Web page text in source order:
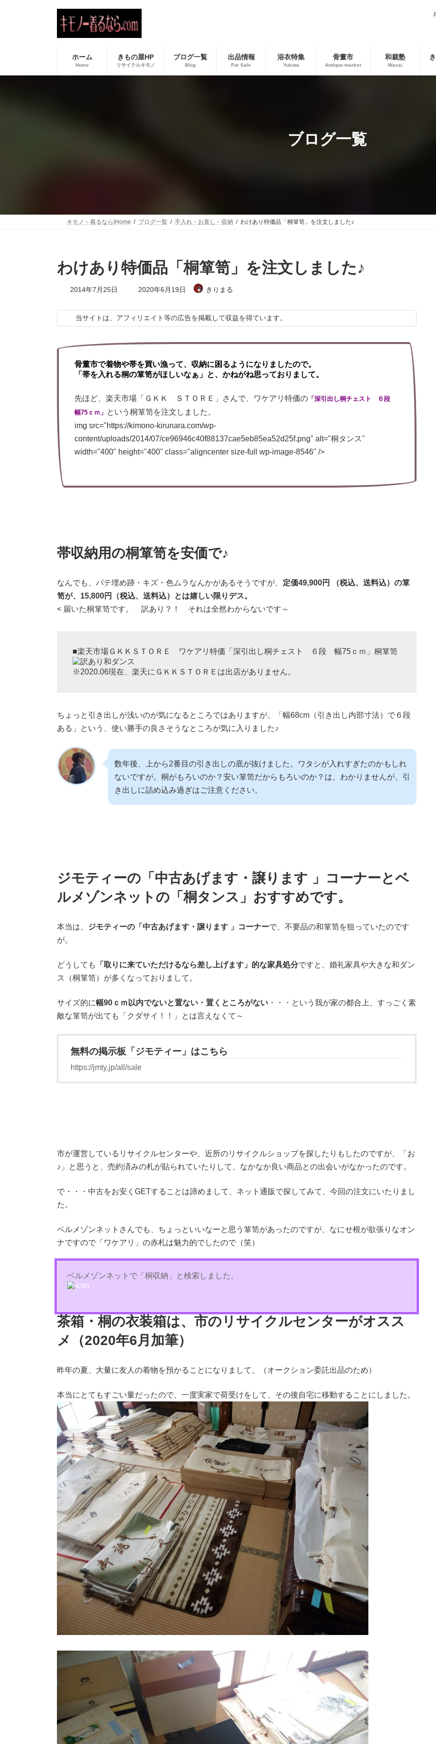
キ
に
ホーム
Home
きもの屋HP
リサイクルキモノ
ブログ一覧
Blog
出品情報
For Sale
浴衣特集
Yukata
骨董市
Antique-market
和裁塾
Wasai
ブログ一覧
キモノ－着るなら|Home ブログ一覧 手入れ・お直し・収納 わけあり特価品「桐箪笥」を注文しました♪
わけあり特価品「桐箪笥」を注文しました♪
2014年7月25日
最
終
新
日
2020年6月19日 きりまる
当サイトは、アフィリエイト等の広告を掲載して収益を得ています。
骨董市で着物や帯を買い漁って、収納に困るようになりましたので。
「帯を入れる桐の箪笥がほしいなぁ」と、かねがね思っておりまして。
先ほど、楽天市場「ＧＫＫ ＳＴＯＲＥ」さんで、ワケアリ特価の 「深引出し桐チェスト ６段
幅75ｃｍ」 という桐箪笥を注文しました。
img src="https://kimono-kirunara.com/wp-
content/uploads/2014/07/ce96946c40f88137cae5eb85ea52d25f.png" alt="桐タンス"
width="400" height="400" class="aligncenter size-full wp-image-8546" />
帯収納用の桐箪笥を安価で♪
なんでも、パテ埋め跡・キズ・色ムラなんかがあるそうですが、 定価49,900円 （税込、送料込）の箪
笥が、15,800円（税込、送料込）とは嬉しい限りデス。
< 届いた桐箪笥です。 訳あり？！ それは全然わからないです～
■楽天市場ＧＫＫＳＴＯＲＥ ワケアリ特価「深引出し桐チェスト ６段 幅75ｃｍ」桐箪笥
※2020.06現在、楽天にＧＫＫＳＴＯＲＥは出店がありません。
ちょっと引き出しが浅いのが気になるところではありますが、「幅68cm（引き出し内部寸法）で６段
ある」という、使い勝手の良さそうなところが気に入りました♪
数年後、上から2番目の引き出しの底が抜けました。ワタシが入れすぎたのかもしれ
ないですが。桐がもろいのか？安い箪笥だからもろいのか？は、わかりませんが、引
き出しに詰め込み過ぎはご注意ください。
ジモティーの「中古あげます・譲ります 」コーナーとベ
ルメゾンネットの「桐タンス」おすすめです。
本当は、 ジモティーの「中古あげます・譲ります 」コーナーで、不要品の和箪笥を狙っていたのです
が。
どうしても 「取りに来ていただけるなら差し上げます」的な家具処分ですと、婚礼家具や大きな和ダン
ス（桐箪笥）が多くなっておりまして。
サイズ的に幅90ｃｍ以内でないと置ない・置くところがない ・・・という我が家の都合上、すっごく素
敵な箪笥が出ても「クダサイ！！」とは言えなくて～
無料の掲示板「ジモティー」はこちら
https://jmty.jp/all/sale
市が運営しているリサイクルセンターや、近所のリサイクルショップを探したりもしたのですが、「お
♪」と思うと、売約済みの札が貼られていたりして、なかなか良い商品との出会いがなかったのです。
で・・・中古をお安くGETすることは諦めまして、ネット通販で探してみて、今回の注文にいたりまし
た。
ベルメゾンネットさんでも、ちょっといいなーと思う箪笥があったのですが、なにせ根が欲張りなオン
ナですので「ワケアリ」の赤札は魅力的でしたので（笑）
ベルメゾンネットで「桐収納」と検索しました。
茶箱・桐の衣装箱は、市のリサイクルセンターがオスス
メ（2020年6月加筆）
昨年の夏、大量に友人の着物を預かることになりまして。（オークション委託出品のため）
本当にとてもすごい量だったので、一度実家で荷受けをして、その後自宅に移動することにしました。